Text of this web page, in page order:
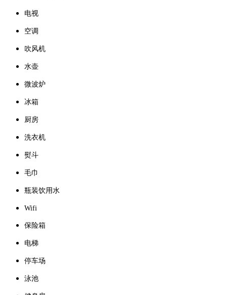
电视
空调
吹风机
水壶
微波炉
冰箱
厨房
洗衣机
熨斗
毛巾
瓶装饮用水
Wifi
保险箱
电梯
停车场
泳池